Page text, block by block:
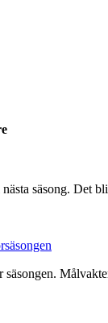
säsong. Det
säsongen.